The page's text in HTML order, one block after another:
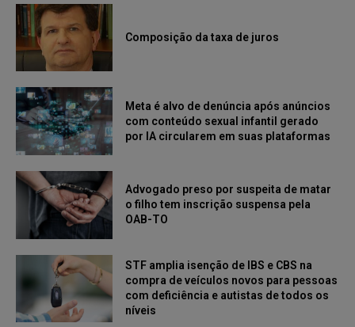
Composição da taxa de juros
Meta é alvo de denúncia após anúncios
com conteúdo sexual infantil gerado
por IA circularem em suas plataformas
Advogado preso por suspeita de matar
o filho tem inscrição suspensa pela
OAB-TO
STF amplia isenção de IBS e CBS na
compra de veículos novos para pessoas
com deficiência e autistas de todos os
níveis